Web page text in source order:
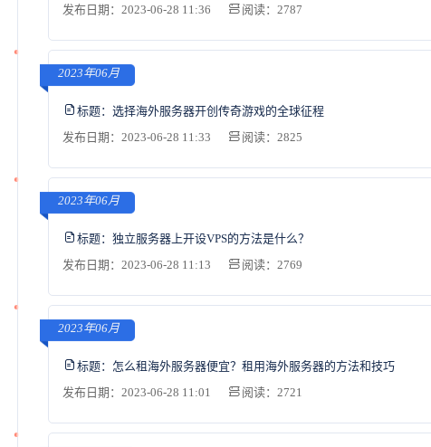
发布日期：2023-06-28 11:36
阅读：2787
2023年06月
标题： 选择海外服务器开创传奇游戏的全球征程
发布日期：2023-06-28 11:33
阅读：2825
2023年06月
标题： 独立服务器上开设VPS的方法是什么？
发布日期：2023-06-28 11:13
阅读：2769
2023年06月
标题： 怎么租海外服务器便宜？租用海外服务器的方法和技巧
发布日期：2023-06-28 11:01
阅读：2721